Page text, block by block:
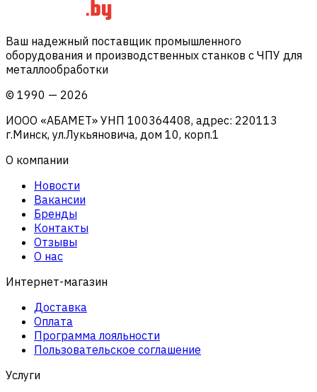
Ваш надежный поставщик промышленного
оборудования и производственных станков с ЧПУ для
металлообработки
© 1990 — 2026
ИООО «АБАМЕТ» УНП 100364408, адрес: 220113
г.Минск, ул.Лукьяновича, дом 10, корп.1
О компании
Новости
Вакансии
Бренды
Контакты
Отзывы
О нас
Интернет-магазин
Доставка
Оплата
Программа лояльности
Пользовательское соглашение
Услуги